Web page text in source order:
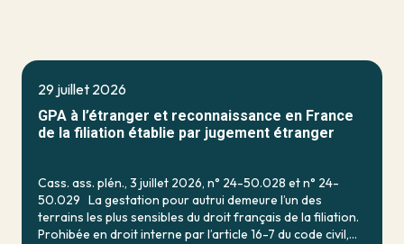
29 juillet 2026
GPA à l’étranger et reconnaissance en France
de la filiation établie par jugement étranger
Cass. ass. plén., 3 juillet 2026, n° 24-50.028 et n° 24-
50.029 La gestation pour autrui demeure l’un des
terrains les plus sensibles du droit français de la filiation.
Prohibée en droit interne par l’article 16-7 du code civil,